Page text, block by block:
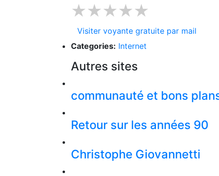
★★★★★
Visiter voyante gratuite par mail
Categories: Internet
Autres sites
communauté et bons
Retour sur les années 90
Christophe Giovannetti